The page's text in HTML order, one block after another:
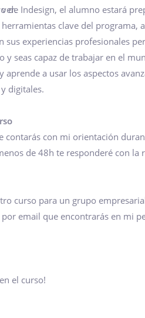
de Indesign, el alumno estará
clave del programa,
sus experiencias profesionales
y seas capaz de trabajar en el
aprende a usar los aspectos
digitales.
contarás con mi orientación
de 48h te responderé con la
curso para un grupo
email que encontrarás en mi
el curso!